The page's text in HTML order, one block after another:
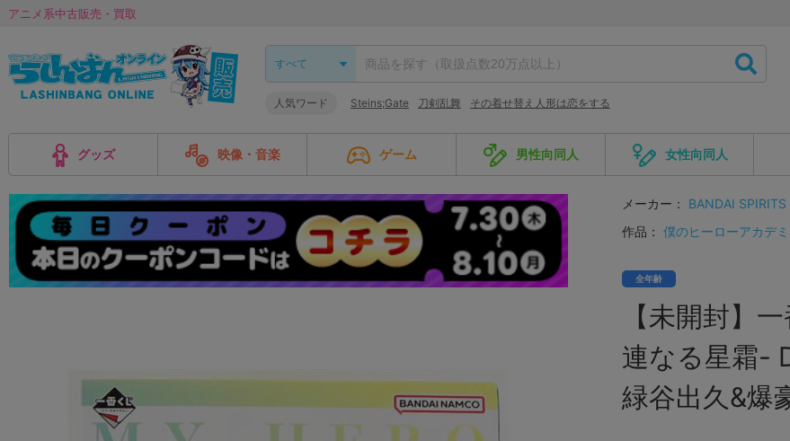
アニメ系中古販売・買取
人気ワード Steins;Gate 刀剣乱舞 その着せ替え人形は恋をする
グッズ 映像・音楽 ゲーム 男性向同人 女性向同人
メーカー： BANDAI SPIRITS
作品： 僕のヒーローアカデ
全年齢
【未開封】
連なる星霜-
緑谷出久&爆